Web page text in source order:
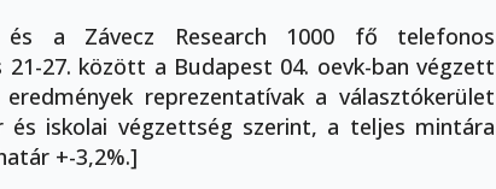
a Závecz Research 1000 fő telefonos
21-27. között a Budapest 04. oevk-ban végzett
reprezentatívak a választókerület
és iskolai végzettség szerint, a teljes mintára
+-3,2%.]